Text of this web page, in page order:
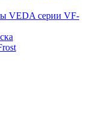
VEDA серии VF-